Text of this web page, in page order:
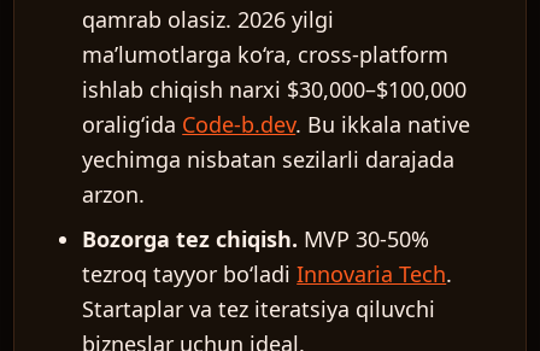
qamrab olasiz. 2026 yilgi
ma’lumotlarga ko‘ra, cross-platform
ishlab chiqish narxi $30,000–$100,000
oralig‘ida Code-b.dev. Bu ikkala native
yechimga nisbatan sezilarli darajada
arzon.
Bozorga tez chiqish. MVP 30-50%
tezroq tayyor bo‘ladiInnovaria Tech.
Startaplar va tez iteratsiya qiluvchi
bizneslar uchun ideal.